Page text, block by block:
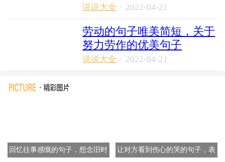
说说大全 · 2022-04-21
劳动的句子唯美简短，关于
努力劳作的优美句子
说说大全 · 2022-04-21
回忆往事感慨的句子，想念旧时
让对方看到伤心的哭的句子，表